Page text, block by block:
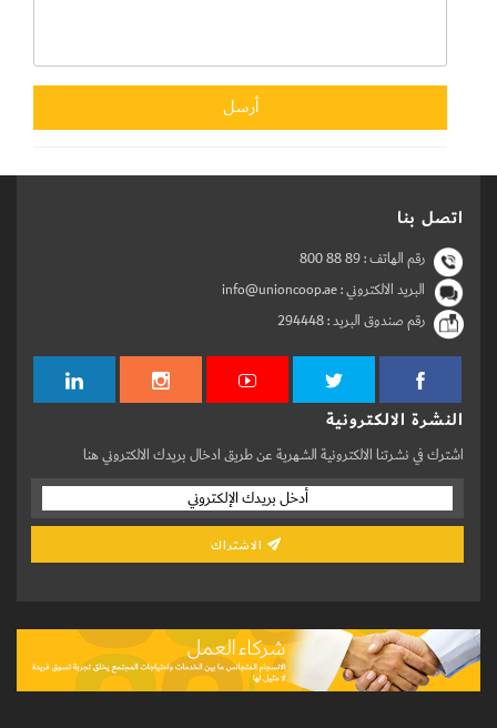
اتصل بنا
رقم الهاتف :800 88 89
البريد الالكتروني : info@unioncoop.ae
رقم صندوق البريد :294448
النشرة الالكترونية
اشترك في نشرتنا الالكترونية الشهرية عن طريق ادخال بريدك الالكتروني هنا